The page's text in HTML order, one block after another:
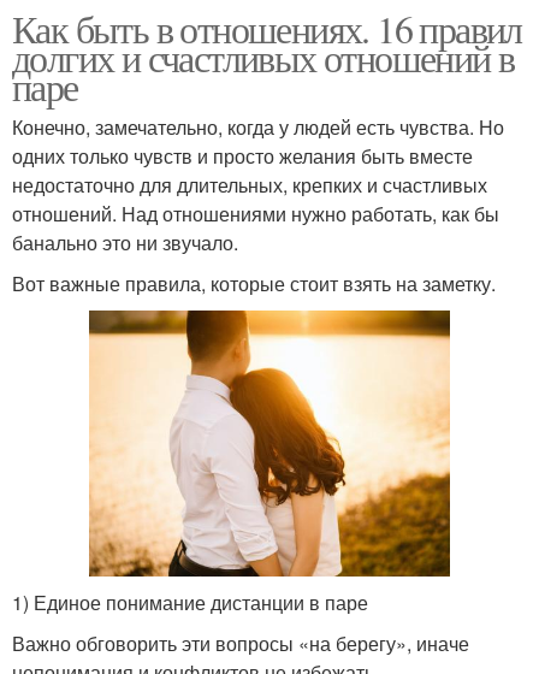
Как быть в отношениях. 16 правил
долгих и счастливых отношений в
паре
Конечно, замечательно, когда у людей есть чувства. Но
одних только чувств и просто желания быть вместе
недостаточно для длительных, крепких и счастливых
отношений. Над отношениями нужно работать, как бы
банально это ни звучало.
Вот важные правила, которые стоит взять на заметку.
1) Единое понимание дистанции в паре
Важно обговорить эти вопросы «на берегу», иначе